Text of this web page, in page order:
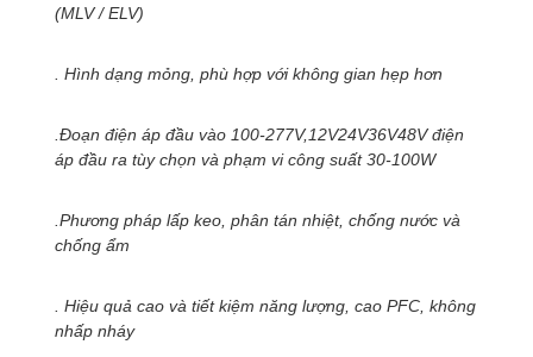
(MLV / ELV)
. Hình dạng mỏng, phù hợp với không gian hẹp hơn
.Đoạn điện áp đầu vào 100-277V,12V24V36V48V điện
áp đầu ra tùy chọn và phạm vi công suất 30-100W
.Phương pháp lấp keo, phân tán nhiệt, chống nước và
chống ẩm
. Hiệu quả cao và tiết kiệm năng lượng, cao PFC, không
nhấp nháy